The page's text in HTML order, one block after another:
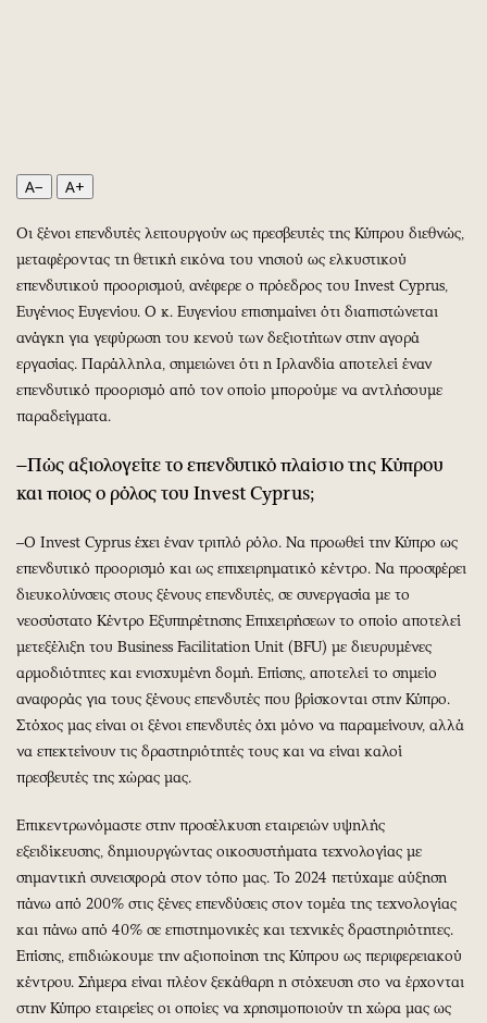
Θέατρο-Χορός
Μουσική
Εικαστικά
Βιβλίο
Χειρόγραφα
Uncut
Προσφορές
Προσωπικότητες στην ''Κ''
Επιστολές
A− A+
Οι ξένοι επενδυτές λειτουργούν ως πρεσβευτές της Κύπρου διεθνώς,
μεταφέροντας τη θετική εικόνα του νησιού ως ελκυστικού
επενδυτικού προορισμού, ανέφερε ο πρόεδρος του Invest Cyprus,
Ευγένιος Ευγενίου. Ο κ. Ευγενίου επισημαίνει ότι διαπιστώνεται
ανάγκη για γεφύρωση του κενού των δεξιοτήτων στην αγορά
εργασίας. Παράλληλα, σημειώνει ότι η Ιρλανδία αποτελεί έναν
επενδυτικό προορισμό από τον οποίο μπορούμε να αντλήσουμε
παραδείγματα.
–Πώς αξιολογείτε το επενδυτικό πλαίσιο της Κύπρου
και ποιος ο ρόλος του Invest Cyprus;
–Ο Invest Cyprus έχει έναν τριπλό ρόλο. Να προωθεί την Κύπρο ως
επενδυτικό προορισμό και ως επιχειρηματικό κέντρο. Nα προσφέρει
διευκολύνσεις στους ξένους επενδυτές, σε συνεργασία με το
νεοσύστατο Κέντρο Εξυπηρέτησης Επιχειρήσεων το οποίο αποτελεί
μετεξέλιξη του Business Facilitation Unit (BFU) με διευρυμένες
αρμοδιότητες και ενισχυμένη δομή. Επίσης, αποτελεί το σημείο
αναφοράς για τους ξένους επενδυτές που βρίσκονται στην Κύπρο.
Στόχος μας είναι οι ξένοι επενδυτές όχι μόνο να παραμείνουν, αλλά
να επεκτείνουν τις δραστηριότητές τους και να είναι καλοί
πρεσβευτές της χώρας μας.
Επικεντρωνόμαστε στην προσέλκυση εταιρειών υψηλής
εξειδίκευσης, δημιουργώντας οικοσυστήματα τεχνολογίας με
σημαντική συνεισφορά στον τόπο μας. Το 2024 πετύχαμε αύξηση
πάνω από 200% στις ξένες επενδύσεις στον τομέα της τεχνολογίας
και πάνω από 40% σε επιστημονικές και τεχνικές δραστηριότητες.
Επίσης, επιδιώκουμε την αξιοποίηση της Κύπρου ως περιφερειακού
κέντρου. Σήμερα είναι πλέον ξεκάθαρη η στόχευση στο να έρχονται
στην Κύπρο εταιρείες οι οποίες να χρησιμοποιούν τη χώρα μας ως